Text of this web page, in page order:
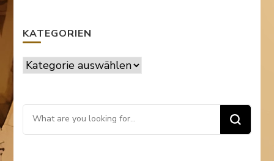
KATEGORIEN
Kategorien
Looking
for